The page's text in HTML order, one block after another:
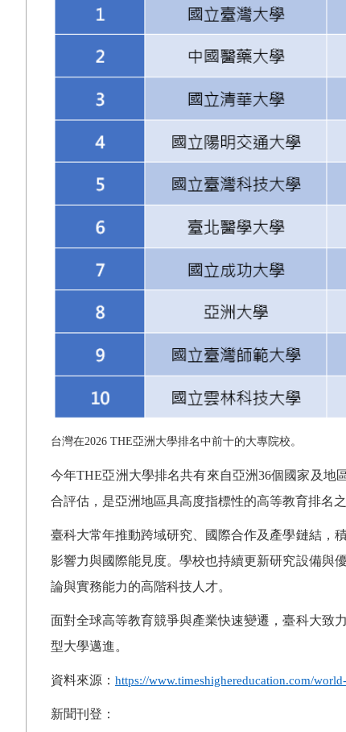
台灣在2026 THE亞洲大學排名中前十的大專院校。
今年THE亞洲大學排名共有來自亞洲36個國家及地
合評估，是亞洲地區具高度指標性的高等教育排名之
臺科大常年推動跨域研究、國際合作及產學鏈結，
影響力與國際能見度。學校也持續更新研究設備與
論與實務能力的高階科技人才。
面對全球高等教育競爭與產業快速變遷，臺科大致
型大學邁進。
資料來源： https://www.timeshighereducation.com/
新聞刊登：